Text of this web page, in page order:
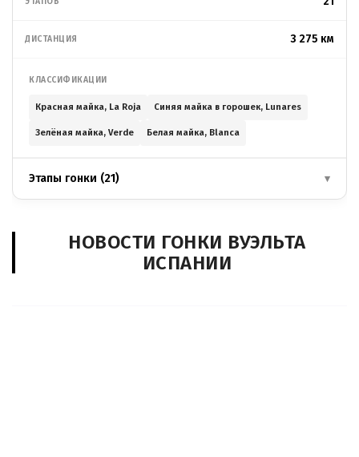
ДИСТАНЦИЯ 3 275 км
КЛАССИФИКАЦИИ
Красная майка, La Roja Синяя майка в горошек, Lunares
Зелёная майка, Verde Белая майка, Blanca
Этапы гонки (21) ▾
НОВОСТИ ГОНКИ ВУЭЛЬТА
ИСПАНИИ